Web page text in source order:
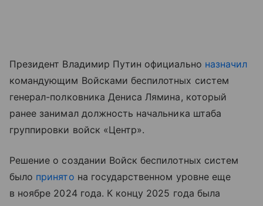
Президент Владимир Путин официально назначил
командующим Войсками беспилотных систем
генерал-полковника Дениса Лямина, который
ранее занимал должность начальника штаба
группировки войск «Центр».
Решение о создании Войск беспилотных систем
было принято на государственном уровне еще
в ноябре 2024 года. К концу 2025 года была